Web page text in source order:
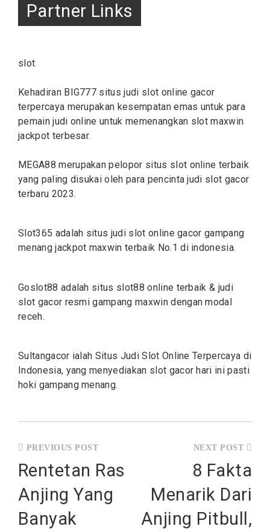
Partner Links
slot
Kehadiran BIG777 situs judi slot online gacor
terpercaya merupakan kesempatan emas untuk para
pemain judi online untuk memenangkan slot maxwin
jackpot terbesar.
MEGA88 merupakan pelopor situs slot online terbaik
yang paling disukai oleh para pencinta judi slot gacor
terbaru 2023.
Slot365 adalah situs judi slot online gacor gampang
menang jackpot maxwin terbaik No.1 di indonesia.
Goslot88 adalah situs slot88 online terbaik & judi
slot gacor resmi gampang maxwin dengan modal
receh.
Sultangacor ialah Situs JudiSlot Online Terpercaya di
Indonesia, yang menyediakan slot gacor hari ini pasti
hoki gampang menang.
navigation
Rentetan Ras
Anjing Yang
Banyak
8 Fakta
Menarik Dari
Anjing Pitbull,